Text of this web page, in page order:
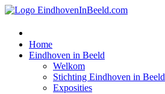
Home
Eindhoven in Beeld
Welkom
Stichting Eindhoven in Beeld
Exposities